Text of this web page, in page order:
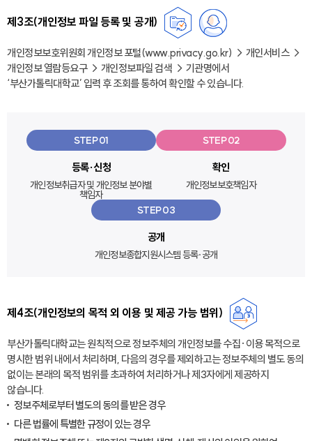
제3조(개인정보 파일 등록 및 공개)
개인정보보호위원회 개인정보 포털(www.privacy.go.kr) → 개인서비스 →
개인정보 열람등요구 → 개인정보파일 검색 → 기관명에서
‘부산가톨릭대학교’ 입력 후 조회를 통하여 확인할 수 있습니다.
STEP 01
등록·신청
개인정보취급자 및개인정보 분야별
책임자
STEP 02
확인
개인정보보호책임자
STEP 03
공개
개인정보종합지원시스템 등록·공개
제4조(개인정보의 목적 외 이용 및 제공 가능 범위)
부산가톨릭대학교는 원칙적으로 정보주체의 개인정보를 수집·이용 목적으로
명시한 범위 내에서 처리하며, 다음의 경우를 제외하고는 정보주체의 별도 동의
없이는 본래의 목적 범위를 초과하여 처리하거나 제3자에게 제공하지
않습니다.
정보주체로부터 별도의 동의를 받은 경우
다른 법률에 특별한 규정이 있는 경우